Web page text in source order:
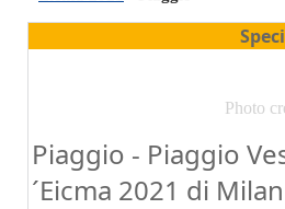
Photo
Piaggio - Piaggio
´Eicma 2021 di